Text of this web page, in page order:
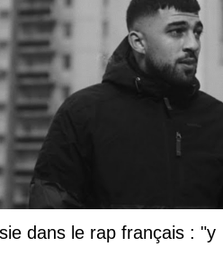
dans le rap français : "y